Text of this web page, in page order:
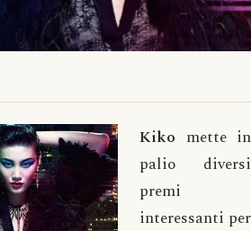
Kiko mette in
palio diversi
premi
interessanti per